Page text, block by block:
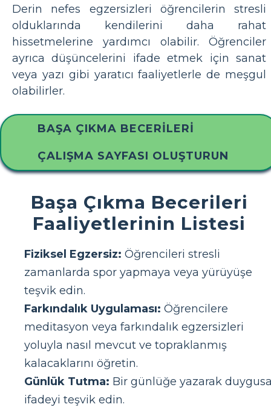
Derin nefes egzersizleri öğrencilerin stresli
olduklarında kendilerini daha rahat
hissetmelerine yardımcı olabilir. Öğrenciler
ayrıca düşüncelerini ifade etmek için sanat
veya yazı gibi yaratıcı faaliyetlerle de meşgul
olabilirler.
BAŞA ÇIKMA BECERILERI
ÇALIŞMA SAYFASI OLUŞTURUN
Başa Çıkma Becerileri
Faaliyetlerinin Listesi
Fiziksel Egzersiz: Öğrencileri stresli
zamanlarda spor yapmaya veya yürüyüşe
teşvik edin.
Farkındalık Uygulaması: Öğrencilere
meditasyon veya farkındalık egzersizleri
yoluyla nasıl mevcut ve topraklanmış
kalacaklarını öğretin.
Günlük Tutma: Bir günlüğe yazarak
ifadeyi teşvik edin.